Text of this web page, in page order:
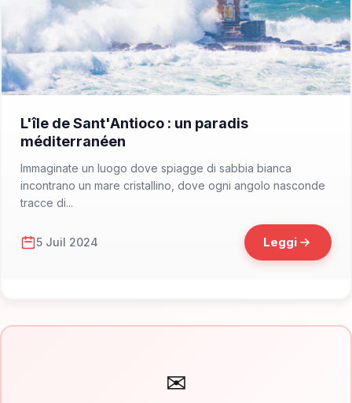
L'île de Sant'Antioco : un paradis
méditerranéen
Immaginate un luogo dove spiagge di sabbia bianca
incontrano un mare cristallino, dove ogni angolo nasconde
tracce di...
5 Juil 2024 Leggi
✉